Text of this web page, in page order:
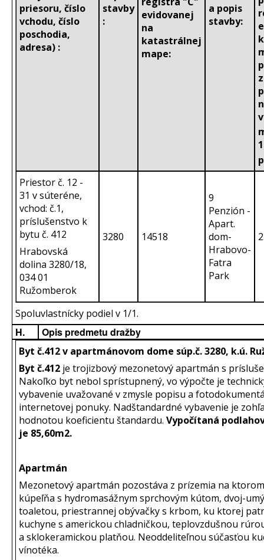
priesoru, číslo
vchodu, číslo
poschodia,
adresa) :
stavby
:
evidovanej
na
katastrálnej
mape:
a popis
stavby:
Priestor č. 12 -
31 v súteréne,
vchod: č.1,
príslušenstvo k
bytu č. 412
Hrabovská
dolina 3280/18,
034 01
Ružomberok
3280 14518
9
Penzión -
Apart.
dom-
Hrabovo-
Fatra
Park
Spoluvlastnícky podiel v 1/1.
H. Opis predmetu dražby
Byt č.412 v apartmánovom dome súp.č. 3280, k.ú.
Byt č.412 je trojizbový mezonetový apartmán s
Nakoľko byt nebol sprístupnený, vo výpočte je
vybavenie uvažované v zmysle popisu a
internetovej ponuky. Nadštandardné vybavenie je
hodnotou koeficientu štandardu. Vypočítaná
je 85,60m2.
Apartmán
Mezonetový apartmán pozostáva z prízemia na
kúpeľňa s hydromasážnym sprchovým kútom, dvoj-
toaletou, priestrannej obývačky s krbom, ku ktorej
kuchyne s americkou chladničkou, teplovzdušnou
a sklokeramickou platňou. Neoddeliteľnou súčasťou
vínotéka.